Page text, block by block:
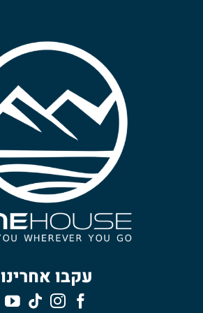
עקבו אחרינו